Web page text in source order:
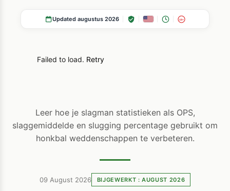
Updated augustus 2026 18+
Failed to load. Retry
Leer hoe je slagman statistieken als OPS,
slaggemiddelde en slugging percentage gebruikt om
honkbal weddenschappen te verbeteren.
09 August 2026 BIJGEWERKT : AUGUST 2026